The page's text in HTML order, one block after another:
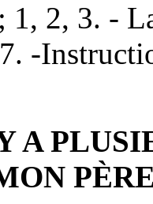
2, 3. -
-
A